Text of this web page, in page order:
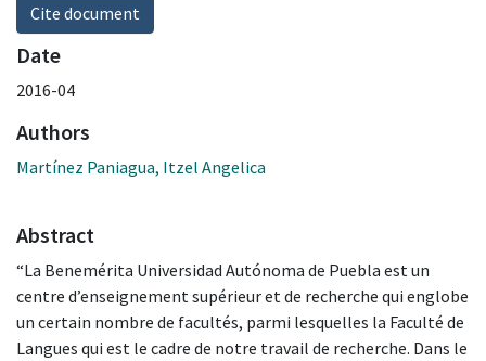
Cite document
Date
2016-04
Authors
Martínez Paniagua, Itzel Angelica
Abstract
“La Benemérita Universidad Autónoma de Puebla est un
centre d’enseignement supérieur et de recherche qui englobe
un certain nombre de facultés, parmi lesquelles la Faculté de
Langues qui est le cadre de notre travail de recherche. Dans le